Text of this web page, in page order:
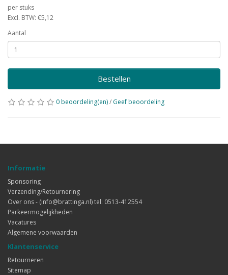
per stuks
Excl. BTW: €5,12
Aantal
Bestellen
0 beoordeling(en)/ Geef beoordeling
Informatie
Sponsoring
Verzending/Retournering
Over ons - (info@brattinga.nl) tel: 0513-412554
Parkeermogelijkheden
Vacatures
Algemene voorwaarden
Klantenservice
Retourneren
Sitemap